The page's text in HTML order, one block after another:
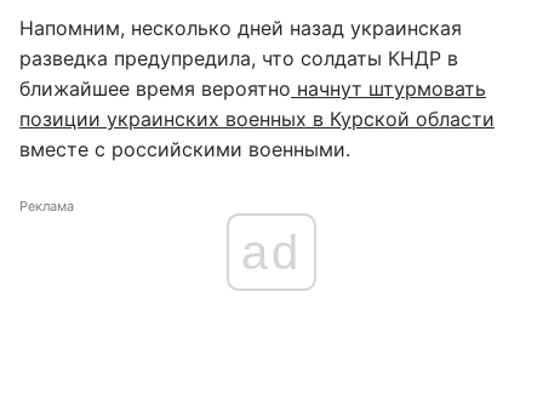
Напомним, несколько дней назад украинская
разведка предупредила, что солдаты КНДР в
ближайшее время вероятно начнут штурмовать
позиции украинских военных в Курской области
вместе с российскими военными.
Реклама
ad